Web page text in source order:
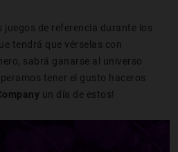
juegos de referencia durante los
tendrá que vérselas con
sabrá ganarse al universo
tener el gusto haceros
un día de estos!